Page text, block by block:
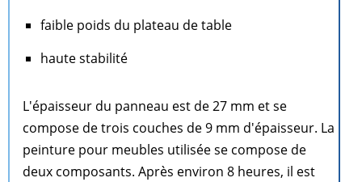
faible poids du plateau de table
haute stabilité
L'épaisseur du panneau est de 27 mm et se
compose de trois couches de 9 mm d'épaisseur. La
peinture pour meubles utilisée se compose de
deux composants. Après environ 8 heures, il est